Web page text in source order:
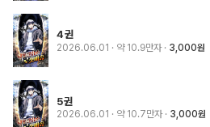
4권
2026.06.01 · 약 10.9만자 3,000원
5권
2026.06.01 · 약 10.7만자 3,000원